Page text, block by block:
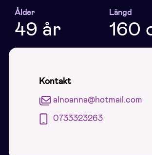
Ålder
49 år
Längd
160
Kontakt
alnoanna@hotmail.com
0733323263